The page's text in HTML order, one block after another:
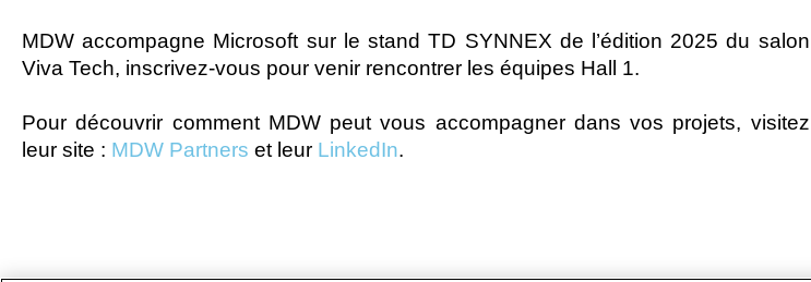
MDW accompagne Microsoft sur le stand TD SYNNEX de l’édition 2025 du salon
Viva Tech, inscrivez-vous pour venir rencontrer les équipes Hall 1.
Pour découvrir comment MDW peut vous accompagner dans vos projets, visitez
leur site : MDW Partners et leur LinkedIn.